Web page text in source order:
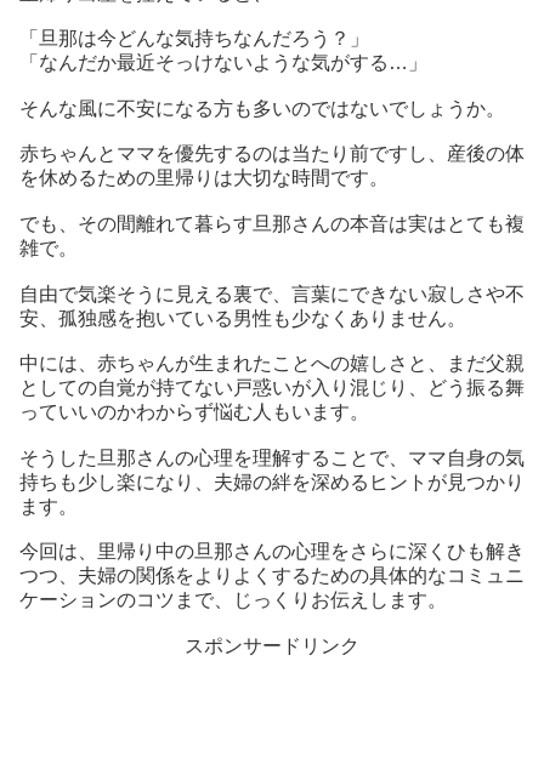
「旦那は今どんな気持ちなんだろう？」
「なんだか最近そっけないような気がする…」
そんな風に不安になる方も多いのではないでしょうか。
赤ちゃんとママを優先するのは当たり前ですし、産後の体
を休めるための里帰りは大切な時間です。
でも、その間離れて暮らす旦那さんの本音は実はとても複
雑で。
自由で気楽そうに見える裏で、言葉にできない寂しさや不
安、孤独感を抱いている男性も少なくありません。
中には、赤ちゃんが生まれたことへの嬉しさと、まだ父親
としての自覚が持てない戸惑いが入り混じり、どう振る舞
っていいのかわからず悩む人もいます。
そうした旦那さんの心理を理解することで、ママ自身の気
持ちも少し楽になり、夫婦の絆を深めるヒントが見つかり
ます。
今回は、里帰り中の旦那さんの心理をさらに深くひも解き
つつ、夫婦の関係をよりよくするための具体的なコミュニ
ケーションのコツまで、じっくりお伝えします。
スポンサードリンク